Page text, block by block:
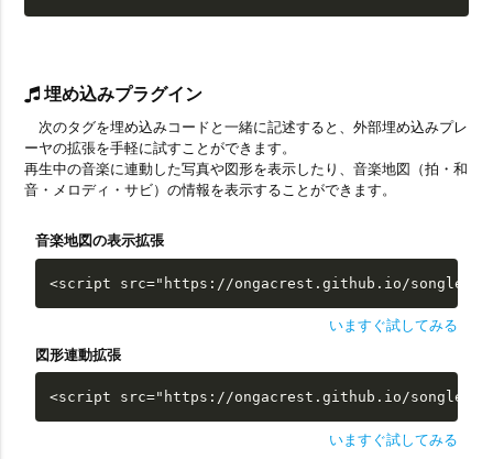
埋め込みプラグイン
次のタグを埋め込みコードと一緒に記述すると、外部埋め込みプレ
ーヤの拡張を手軽に試すことができます。
再生中の音楽に連動した写真や図形を表示したり、音楽地図（拍・和
音・メロディ・サビ）の情報を表示することができます。
音楽地図の表示拡張
<script src="https://ongacrest.github.io/songle-
いますぐ試してみる
図形連動拡張
<script src="https://ongacrest.github.io/songle-
いますぐ試してみる